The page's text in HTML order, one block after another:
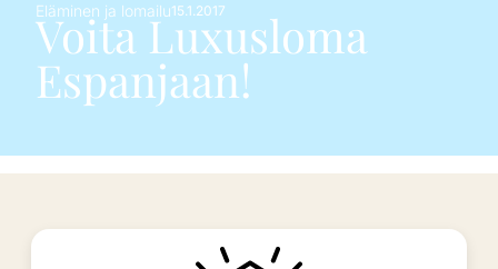
Eläminen ja lomailu15.1.2017
Voita Luxusloma
Espanjaan!